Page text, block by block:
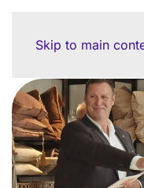
Skip to main